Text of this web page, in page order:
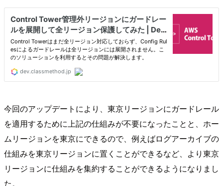
今回のアップデートにより、東京リージョンにガードレール
を適用するために上記の仕組みが不要になったことと、ホー
ムリージョンを東京にできるので、例えばログアーカイブの
仕組みを東京リージョンに置くことができるなど、より東京
リージョンに仕組みを集約することができるようになりまし
た。